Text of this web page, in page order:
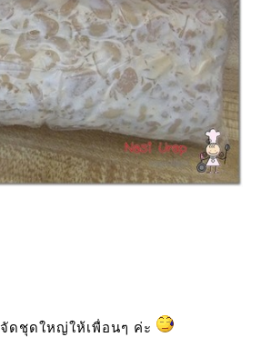
จัดชุดใหญ่ให้เพื่อนๆ ค่ะ